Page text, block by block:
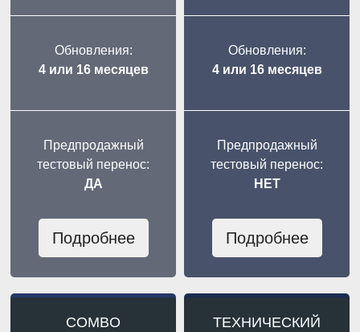
Обновления:
4 или 16 месяцев
Предпродажный
тестовый перенос:
ДА
Подробнее
Обновления:
4 или 16 месяцев
Предпродажный
тестовый перенос:
НЕТ
Подробнее
COMBO ТЕХНИЧЕСКИЙ